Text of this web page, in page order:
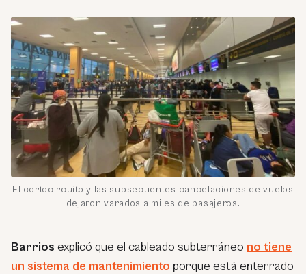
El cortocircuito y las subsecuentes cancelaciones de vuelos
dejaron varados a miles de pasajeros.
Barrios explicó que el cableado subterráneo no tiene
un sistema de mantenimiento porque está enterrado